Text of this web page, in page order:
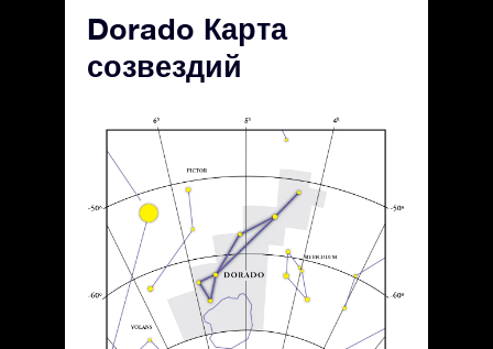
Dorado Карта
созвездий